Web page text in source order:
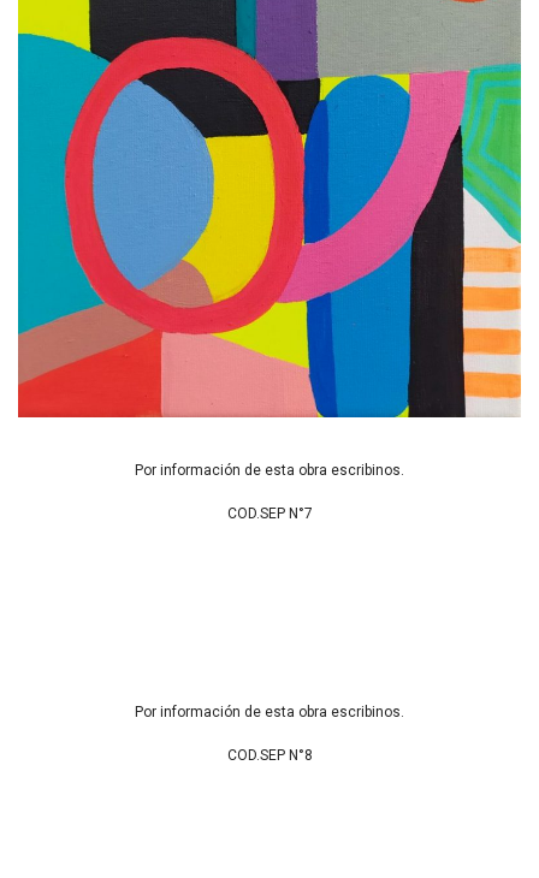
Por información de esta obra escribinos.
COD.SEP N°7
Por información de esta obra escribinos.
COD.SEP N°8